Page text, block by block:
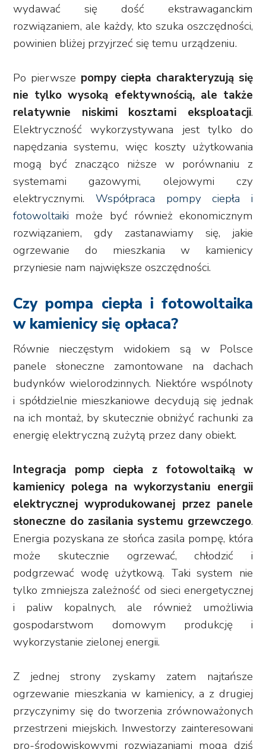
wydawać się dość ekstrawaganckim
rozwiązaniem, ale każdy, kto szuka oszczędności,
powinien bliżej przyjrzeć się temu urządzeniu.
Po pierwsze pompy ciepła charakteryzują się
nie tylko wysoką efektywnością, ale także
relatywnie niskimi kosztami eksploatacji.
Elektryczność wykorzystywana jest tylko do
napędzania systemu, więc koszty użytkowania
mogą być znacząco niższe w porównaniu z
systemami gazowymi, olejowymi czy
elektrycznymi. Współpraca pompy ciepła i
fotowoltaiki może być również ekonomicznym
rozwiązaniem, gdy zastanawiamy się, jakie
ogrzewanie do mieszkania w kamienicy
przyniesie nam największe oszczędności.
Czy pompa ciepła i fotowoltaika
w kamienicy się opłaca?
Równie nieczęstym widokiem są w Polsce
panele słoneczne zamontowane na dachach
budynków wielorodzinnych. Niektóre wspólnoty
i spółdzielnie mieszkaniowe decydują się jednak
na ich montaż, by skutecznie obniżyć rachunki za
energię elektryczną zużytą przez dany obiekt.
Integracja pomp ciepła z fotowoltaiką w
kamienicy polega na wykorzystaniu energii
elektrycznej wyprodukowanej przez panele
słoneczne do zasilania systemu grzewczego.
Energia pozyskana ze słońca zasila pompę, która
może skutecznie ogrzewać, chłodzić i
podgrzewać wodę użytkową. Taki system nie
tylko zmniejsza zależność od sieci energetycznej
i paliw kopalnych, ale również umożliwia
gospodarstwom domowym produkcję i
wykorzystanie zielonej energii.
Z jednej strony zyskamy zatem najtańsze
ogrzewanie mieszkania w kamienicy, a z drugiej
przyczynimy się do tworzenia zrównoważonych
przestrzeni miejskich. Inwestorzy zainteresowani
pro-środowiskowymi rozwiązaniami mogą dziś